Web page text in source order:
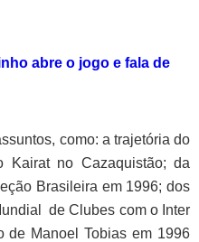
abre o jogo e fala de
como: a trajetória do
Kairat no Cazaquistão; da
Brasileira em 1996; dos
de Clubes com o Inter
de Manoel Tobias em 1996